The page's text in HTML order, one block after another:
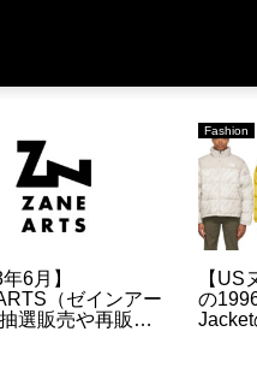
【2023年1月】
ZANEARTS（ゼインア
ツ）のLEDランタン「ジ